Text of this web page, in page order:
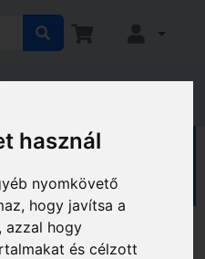
használ
nyomkövető
hogy javítsa a
azzal hogy
és célzott
Ház
Lakberendezés
lámpák